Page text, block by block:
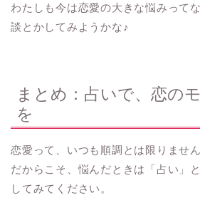
わたしも今は恋愛の大きな悩みって
談とかしてみようかな♪
まとめ：占いで、恋の
を
恋愛って、いつも順調とは限りません
だからこそ、悩んだときは「占い」
してみてください。